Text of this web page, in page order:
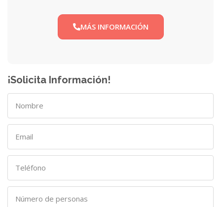
MÁS INFORMACIÓN
¡Solicita Información!